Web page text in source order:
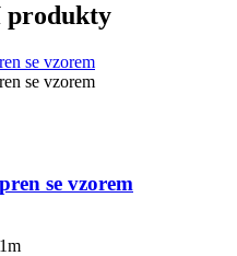
produkty
se vzorem